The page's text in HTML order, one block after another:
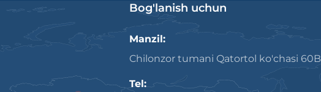
Bog'lanish uchun
Manzil:
Chilonzor tumani Qatortol ko'chasi 60B
Tel: